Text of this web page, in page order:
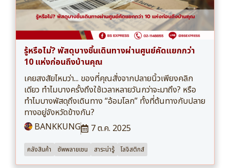
รู้หรือไม่? พัสดุบางชิ้นเดินทางผ่านศูนย์คัดแยกกว่า
10 แห่งก่อนถึงบ้านคุณ
เคยสงสัยไหมว่า... ของที่คุณสั่งจากปลายนิ้วเพียงคลิก
เดียว ทำไมบางครั้งถึงใช้เวลาหลายวันกว่าจะมาถึง? หรือ
ทำไมบางพัสดุถึงเดินทาง “อ้อมโลก” ทั้งที่ต้นทางกับปลาย
ทางอยู่จังหวัดข้างกัน?
BANKKUNG
7 ต.ค. 2025
คลังสินค้า ซัพพลายเชน สาระน่ารู้ โลจิสติกส์